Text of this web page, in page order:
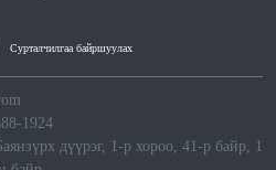
Сурталчилгаа байршуулах
1924
дүүрэг, 1-р хороо, 41-р байр, 1